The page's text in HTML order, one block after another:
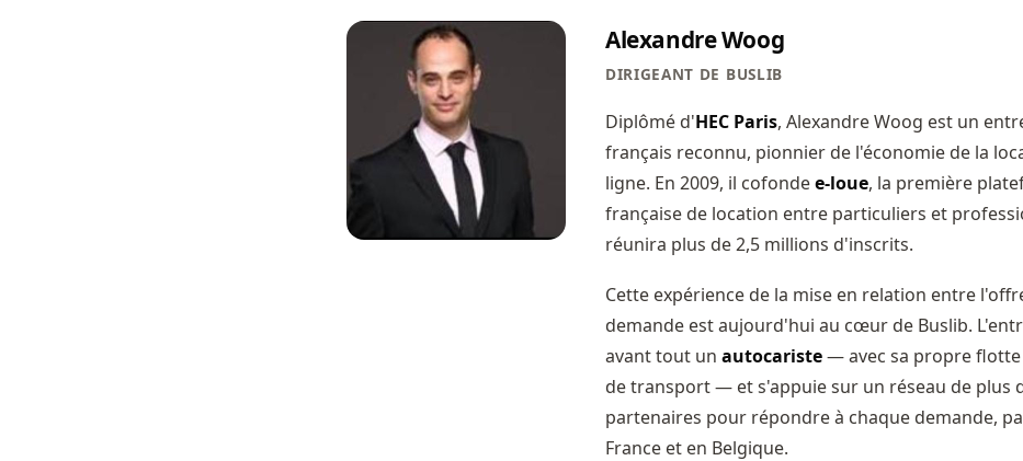
Alexandre Woog
DIRIGEANT DE BUSLIB
Diplômé d'HEC Paris, Alexandre Woog est un
français reconnu, pionnier de l'économie de la
ligne. En 2009, il cofondee-loue, la première
française de location entre particuliers et
réunira plus de 2,5 millions d'inscrits.
Cette expérience de la mise en relation entre
demande est aujourd'hui au cœur de Buslib.
avant tout un autocariste— avec sa propre flotte
de transport — et s'appuie sur un réseau de plus
partenaires pour répondre à chaque demande,
France et en Belgique.